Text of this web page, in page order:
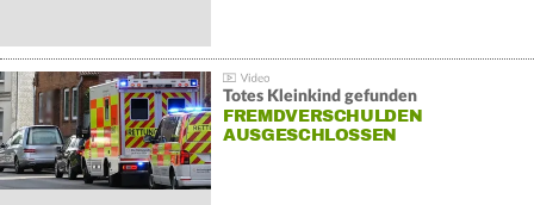
Totes Kleinkind gefunden
FREMDVERSCHULDEN
AUSGESCHLOSSEN